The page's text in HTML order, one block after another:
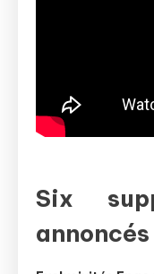
Six
annoncés